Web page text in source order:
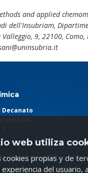
and applied
dell'Insubriam,
9, 22100,
Decanato
N4
/ Fax: 977 55 82 37
web utiliza
cookies propias y de
del usuario,